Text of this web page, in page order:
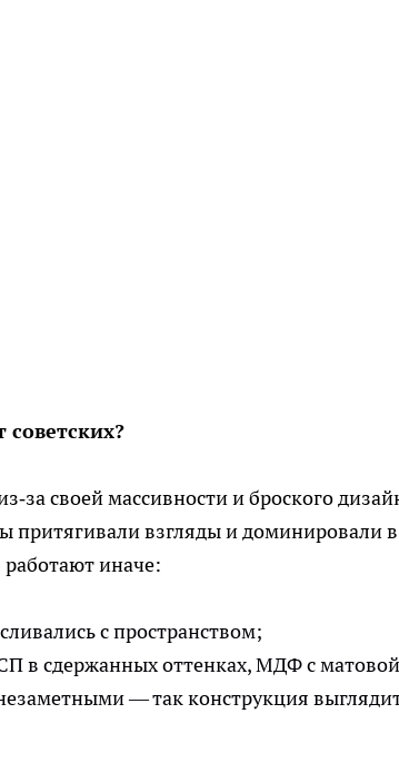
своей массивности и броского
притягивали взгляды и доминировали в
иначе:
с пространством;
в сдержанных оттенках, МДФ с
— так конструкция